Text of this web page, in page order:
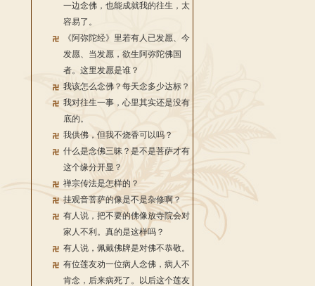
一边念佛，也能成就我的往生，太
容易了。
《阿弥陀经》里若有人已发愿、今
发愿、当发愿，欲生阿弥陀佛国
者。这里发愿是谁？
我该怎么念佛？每天念多少达标？
我对往生一事，心里其实还是没有
底的。
我供佛，但我不烧香可以吗？
什么是念佛三昧？是不是菩萨才有
这个缘分开显？
禅宗传法是怎样的？
挂观音菩萨的像是不是杂修啊？
有人说，把不要的佛像放寺院会对
家人不利。真的是这样吗？
有人说，佩戴佛牌是对佛不恭敬。
有位莲友劝一位病人念佛，病人不
肯念，后来病死了。以后这个莲友